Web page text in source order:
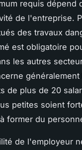
requis dépend
de l'entreprise.
des travaux
est obligatoire
les autres
généralement
de plus de 20
petites soient
former du
de l'employeur